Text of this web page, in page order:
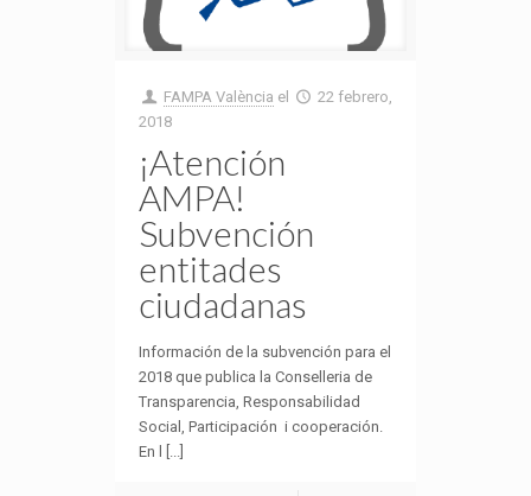
FAMPA València el
22 febrero,
2018
¡Atención
AMPA!
Subvención
entitades
ciudadanas
Información de la subvención para el
2018 que publica la Conselleria de
Transparencia, Responsabilidad
Social, Participación i cooperación.
En l [...]